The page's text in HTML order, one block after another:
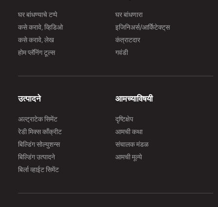
घर बांधण्याचे टप्पे
कसे करावे, व्हिडिओ
कसे करावे, लेख
होम प्लॅनिंग टूल्स
घर बांधणारा
इजिनिअर्स/आर्किेटेक्ट्‌स
कंत्राटदार
गवंडी
उत्पादने
अल्ट्राटेक सिमेंट
रेडी मिक्स काँक्रीट
बिल्डिंग सोल्युशन्स
बिल्डिंग उत्पादने
बिर्ला व्हाईट सिमेंट
आमच्याविषयी
दृष्टिक्षेप
आमची कथा
संचालक मंडळ
आमची मूल्ये